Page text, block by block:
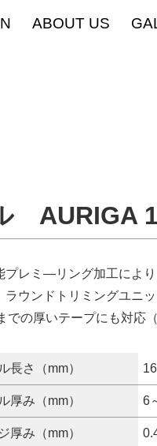
ABOUT US
AURIGA
プレミ―リング加工により
ラウンドトリミングユニ
での厚いテープにも対応（
長さ（mm）
厚み（mm） 6
厚み（mm）